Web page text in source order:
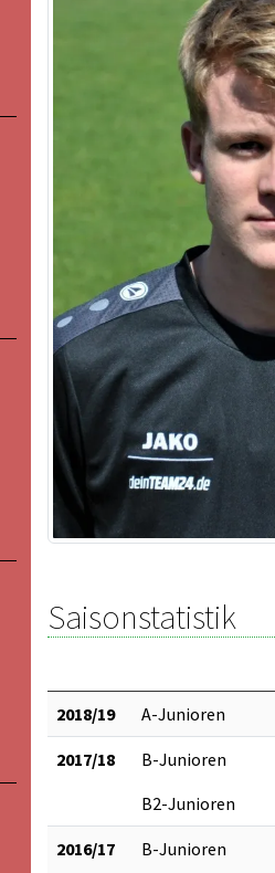
Saisonstatistik
2018/19 A-Junioren
2017/18 B-Junioren
B2-Junioren
2016/17 B-Junioren